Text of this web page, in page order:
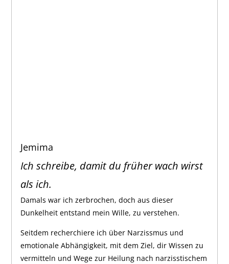
Jemima
Ich schreibe, damit du früher wach wirst
als ich.
Damals war ich zerbrochen, doch aus dieser
Dunkelheit entstand mein Wille, zu verstehen.
Seitdem recherchiere ich über Narzissmus und
emotionale Abhängigkeit, mit dem Ziel, dir Wissen zu
vermitteln und Wege zur Heilung nach narzisstischem